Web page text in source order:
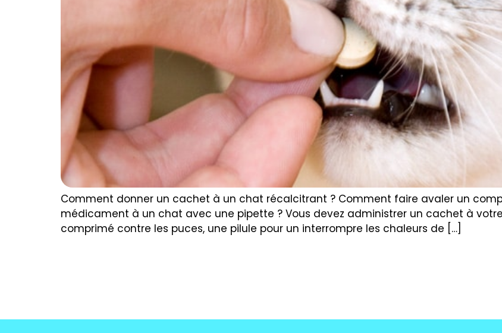
Comment donner un cachet à un chat récalcitrant ? Comment faire avaler un
médicament à un chat avec une pipette ? Vous devez administrer un cachet à
comprimé contre les puces, une pilule pour un interrompre les chaleurs de […]